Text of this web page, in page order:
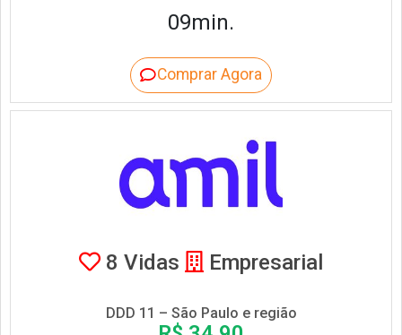
09min.
Comprar Agora
8 Vidas Empresarial
DDD 11 – São Paulo e região